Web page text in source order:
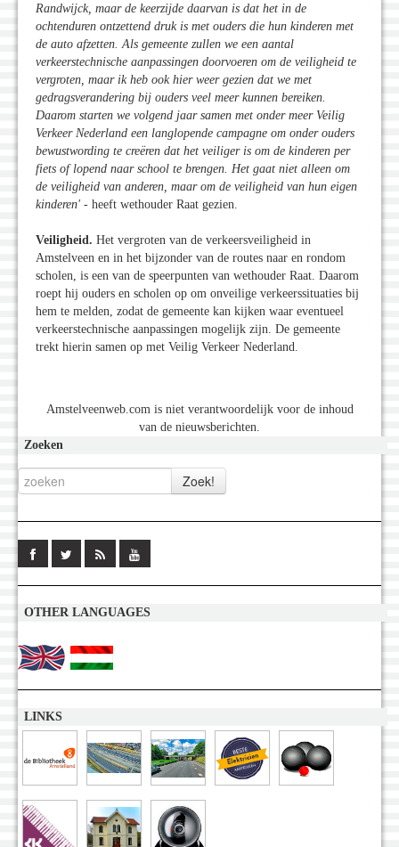
Randwijck, maar de keerzijde daarvan is dat het in de
ochtenduren ontzettend druk is met ouders die hun kinderen met
de auto afzetten. Als gemeente zullen we een aantal
verkeerstechnische aanpassingen doorvoeren om de veiligheid te
vergroten, maar ik heb ook hier weer gezien dat we met
gedragsverandering bij ouders veel meer kunnen bereiken.
Daarom starten we volgend jaar samen met onder meer Veilig
Verkeer Nederland een langlopende campagne om onder ouders
bewustwording te creëren dat het veiliger is om de kinderen per
fiets of lopend naar school te brengen. Het gaat niet alleen om
de veiligheid van anderen, maar om de veiligheid van hun eigen
kinderen' - heeft wethouder Raat gezien.
Veiligheid. Het vergroten van de verkeersveiligheid in
Amstelveen en in het bijzonder van de routes naar en rondom
scholen, is een van de speerpunten van wethouder Raat. Daarom
roept hij ouders en scholen op om onveilige verkeerssituaties bij
hem te melden, zodat de gemeente kan kijken waar eventueel
verkeerstechnische aanpassingen mogelijk zijn. De gemeente
trekt hierin samen op met Veilig Verkeer Nederland.
Amstelveenweb.com is niet verantwoordelijk voor de inhoud
van de nieuwsberichten.
Zoeken
OTHER LANGUAGES
LINKS